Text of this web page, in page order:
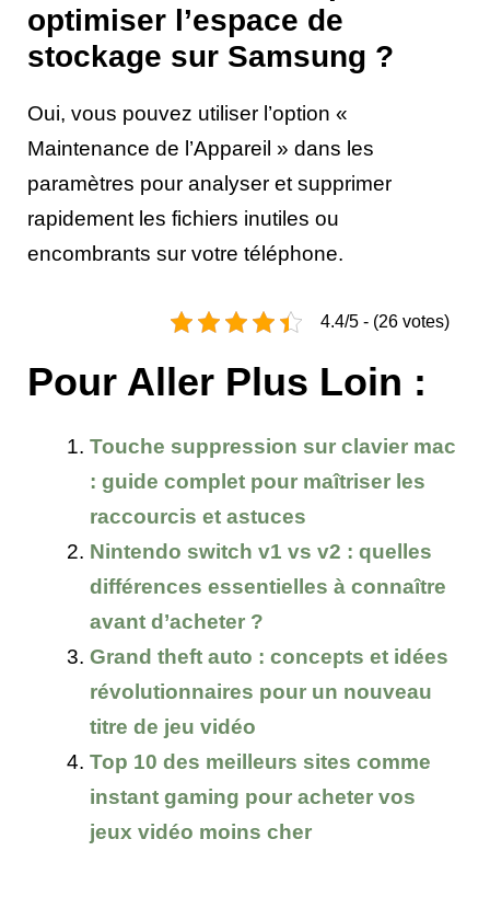
optimiser l’espace de
stockage sur Samsung ?
Oui, vous pouvez utiliser l’option «
Maintenance de l’Appareil » dans les
paramètres pour analyser et supprimer
rapidement les fichiers inutiles ou
encombrants sur votre téléphone.
4.4/5 - (26 votes)
Pour Aller Plus Loin :
Touche suppression sur clavier mac
: guide complet pour maîtriser les
raccourcis et astuces
Nintendo switch v1 vs v2 : quelles
différences essentielles à connaître
avant d’acheter ?
Grand theft auto : concepts et idées
révolutionnaires pour un nouveau
titre de jeu vidéo
Top 10 des meilleurs sites comme
instant gaming pour acheter vos
jeux vidéo moins cher